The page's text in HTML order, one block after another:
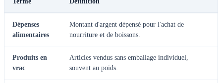
Dépenses
alimentaires
Montant d'argent dépensé pour l'achat de
nourriture et de boissons.
Produits en
vrac
Articles vendus sans emballage individuel,
souvent au poids.